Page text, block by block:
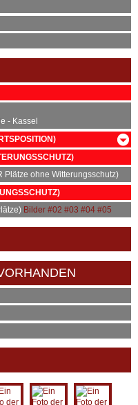
- Kassel
(SEV) / 1
Plätze ohne Witterungsschutz)
Bilder #02 #03 #04 #05